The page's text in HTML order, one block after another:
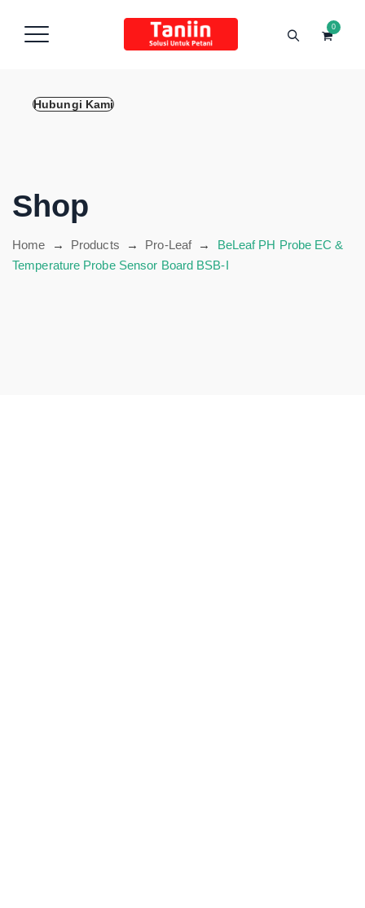
Hubungi Kami
0
Shop
Home → Products → Pro-Leaf→ BeLeaf PH Probe EC &
Temperature Probe Sensor Board BSB-I